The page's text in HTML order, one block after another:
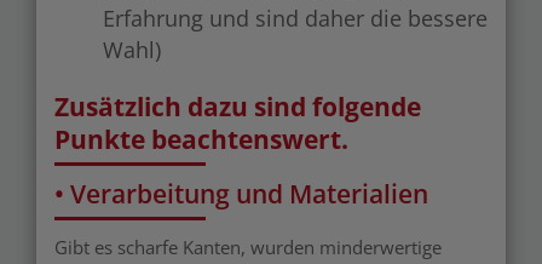
Erfahrung und sind daher die bessere
Wahl)
Zusätzlich dazu sind folgende
Punkte beachtenswert.
• Verarbeitung und Materialien
Gibt es scharfe Kanten, wurden minderwertige